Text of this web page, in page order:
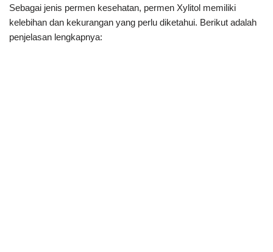
Sebagai jenis permen kesehatan, permen Xylitol memiliki
kelebihan dan kekurangan yang perlu diketahui. Berikut adalah
penjelasan lengkapnya: